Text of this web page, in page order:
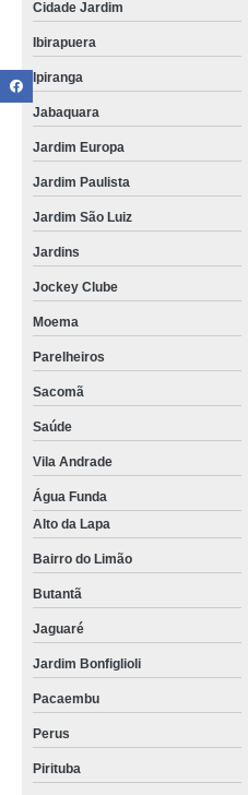
Cidade Jardim
Ibirapuera
Ipiranga
Jabaquara
Jardim Europa
Jardim Paulista
Jardim São Luiz
Jardins
Jockey Clube
Moema
Parelheiros
Sacomã
Saúde
Vila Andrade
Água Funda
Alto da Lapa
Bairro do Limão
Butantã
Jaguaré
Jardim Bonfiglioli
Pacaembu
Perus
Pirituba